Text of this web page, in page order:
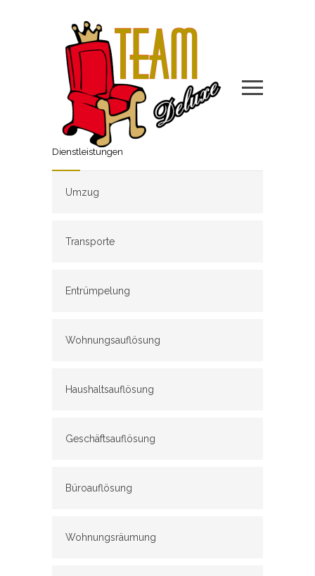
Dienstleistungen
Umzug
Transporte
Entrümpelung
Wohnungsauflösung
Haushaltsauflösung
Geschäftsauflösung
Büroauflösung
Wohnungsräumung